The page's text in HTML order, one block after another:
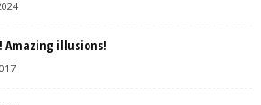
Amazing illusions!